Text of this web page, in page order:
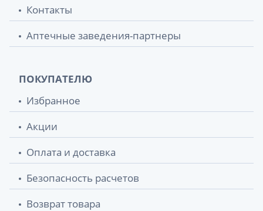
Контакты
Аптечные заведения-партнеры
ПОКУПАТЕЛЮ
Избранное
Акции
Оплата и доставка
Безопасность расчетов
Возврат товара